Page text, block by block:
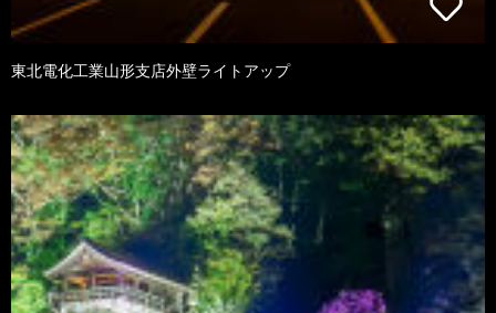
東北電化工業山形支店外壁ライトアップ